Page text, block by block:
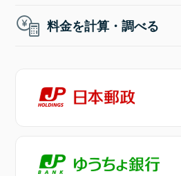
料金を計算・調べる